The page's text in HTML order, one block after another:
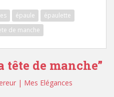
épaule
épaulette
de manche
tête de manche”
| Mes Elégances